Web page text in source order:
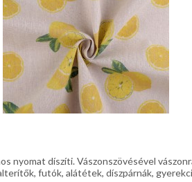
nyomat díszíti. Vászonszövésével
futók, alátétek, díszpárnák,